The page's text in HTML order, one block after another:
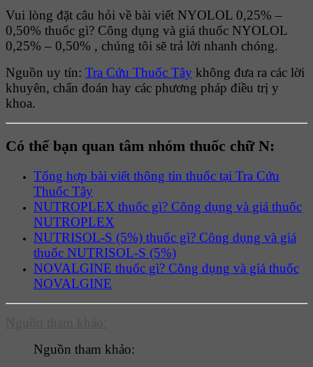
Vui lòng đặt câu hỏi về bài viết NYOLOL 0,25% –
0,50% thuốc gì? Công dụng và giá thuốc NYOLOL
0,25% – 0,50% , chúng tôi sẽ trả lời nhanh chóng.
Nguồn uy tín: Tra Cứu Thuốc Tây không đưa ra các lời
khuyên, chẩn đoán hay các phương pháp điều trị y
khoa.
Có thể bạn quan tâm nhóm thuốc chữ N:
Tổng hợp bài viết thông tin thuốc tại Tra Cứu
Thuốc Tây
NUTROPLEX thuốc gì? Công dụng và giá thuốc
NUTROPLEX
NUTRISOL-S (5%) thuốc gì? Công dụng và giá
thuốc NUTRISOL-S (5%)
NOVALGINE thuốc gì? Công dụng và giá thuốc
NOVALGINE
Nguồn tham khảo: